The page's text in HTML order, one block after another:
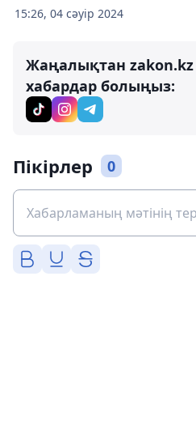
15:26, 04 сәуір 2024
Жаңалықтан
хабардар болыңыз:
Пікірлер 0